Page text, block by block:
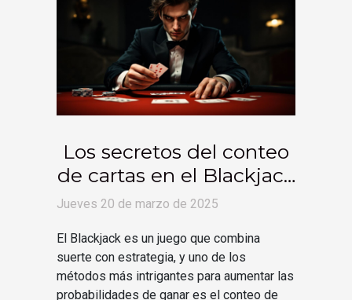
Los secretos del conteo
de cartas en el Blackjack
revelados por expertos
Jueves 20 de marzo de 2025
El Blackjack es un juego que combina
suerte con estrategia, y uno de los
métodos más intrigantes para aumentar las
probabilidades de ganar es el conteo de